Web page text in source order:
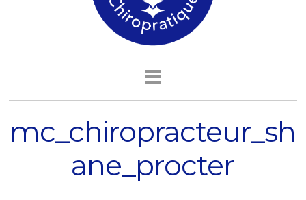
mc_chiropracteur_sh
ane_procter